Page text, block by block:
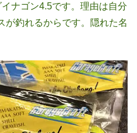
ナゴン4.5です。理由は自分
が釣れるからです。隠れた名